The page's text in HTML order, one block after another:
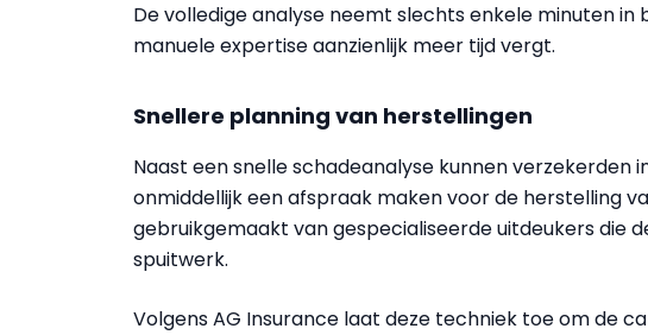
De volledige analyse neemt slechts enkele minuten in
manuele expertise aanzienlijk meer tijd vergt.
Snellere planning van herstellingen
Naast een snelle schadeanalyse kunnen verzekerden
onmiddellijk een afspraak maken voor de herstelling
gebruikgemaakt van gespecialiseerde uitdeukers die
spuitwerk.
Volgens AG Insurance laat deze techniek toe om de